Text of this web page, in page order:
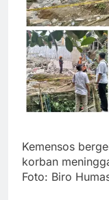
Kemensos
korban
Foto: Biro